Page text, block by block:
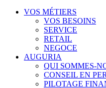
VOS MÉTIERS
VOS BESOINS
SERVICE
RETAIL
NEGOCE
AUGURIA
QUI SOMMES-
CONSEIL EN
PILOTAGE